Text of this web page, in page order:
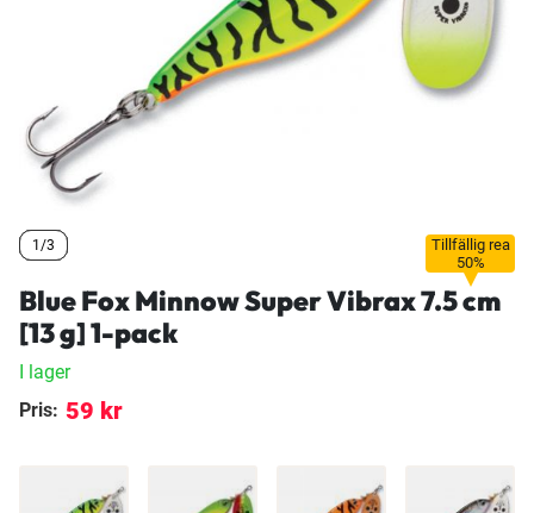
Tillfällig rea
50%
1/3
1/3
1/3
Blue Fox Minnow Super Vibrax 7.5 cm
[13 g] 1-pack
I lager
Pris: 59 kr